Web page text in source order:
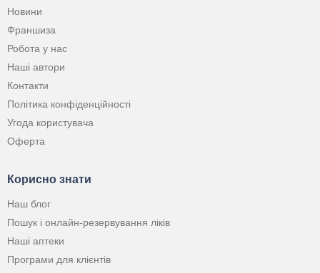
Новини
Франшиза
Робота у нас
Наші автори
Контакти
Політика конфіденційності
Угода користувача
Оферта
Корисно знати
Наш блог
Пошук і онлайн-резервування ліків
Наші аптеки
Програми для клієнтів